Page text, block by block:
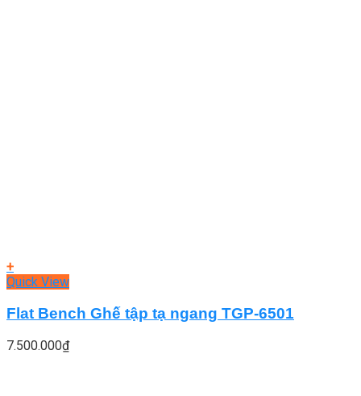
+
Quick View
Flat Bench Ghế tập tạ ngang TGP-6501
7.500.000₫